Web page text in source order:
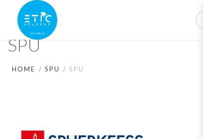
SPU
HOME SPU SPU